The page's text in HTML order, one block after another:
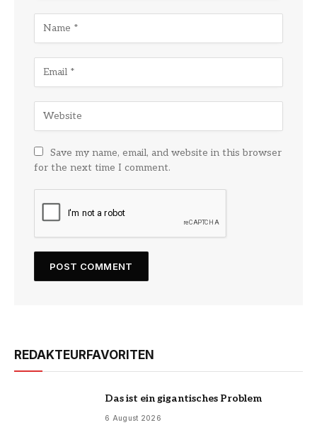
Save my name, email, and website in this browser
for the next time I comment.
REDAKTEURFAVORITEN
Das ist ein gigantisches Problem
6 August 2026